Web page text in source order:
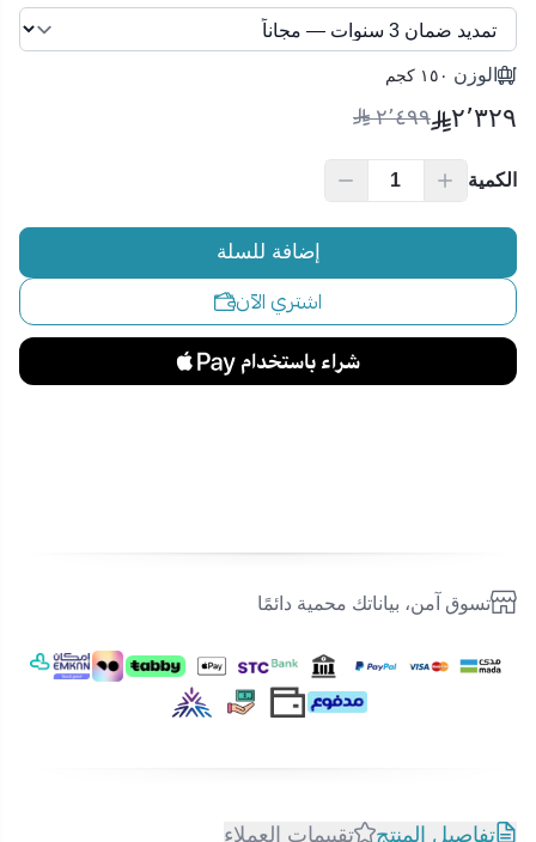
الوزن ١٥٠ كجم
٢٬٣٢٩ ٢٬٤٩٩
الكمية
إضافة للسلة
اشتري الآن
تسوق آمن، بياناتك محمية دائمًا
تفاصيل المنتج تقييمات العملاء